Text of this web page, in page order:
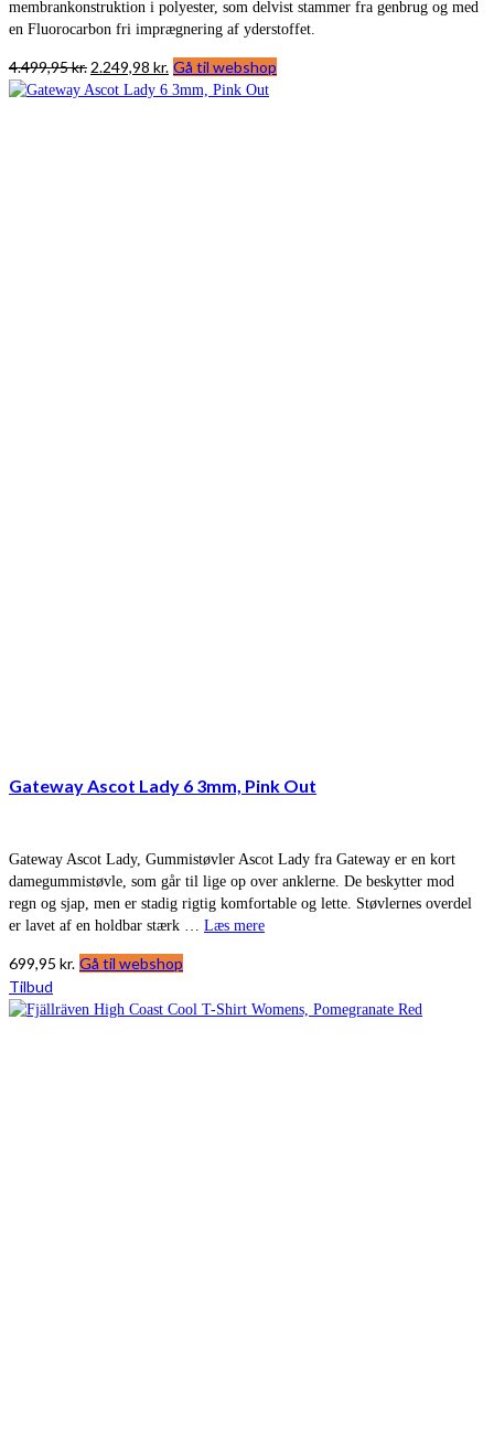
membrankonstruktion i polyester, som delvist stammer fra genbrug og med
en Fluorocarbon fri imprægnering af yderstoffet.
4.499,95kr. Den
oprindelige
2.249,98 kr.Den
aktuelle
Gå til webshop
Gateway Ascot Lady 6 3mm, Pink Out
Gateway Ascot Lady, Gummistøvler Ascot Lady fra Gateway er en kort
damegummistøvle, som går til lige op over anklerne. De beskytter mod
regn og sjap, men er stadig rigtig komfortable og lette. Støvlernes overdel
er lavet af en holdbar stærk … Læs mere
699,95 kr. Gå til webshop
Tilbud